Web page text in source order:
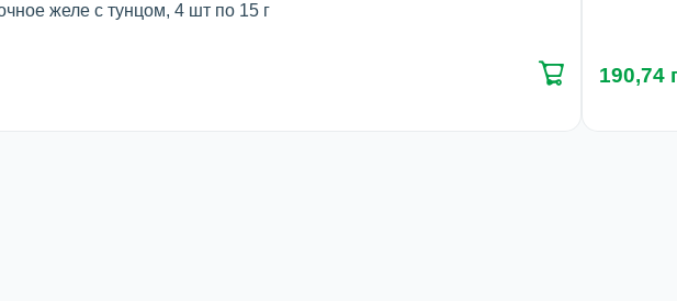
желе с тунцом, 4 шт по 15 г
190,74